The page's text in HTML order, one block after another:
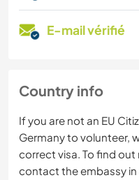
E-mail vérifié
Country info
If you are not an EU
Germany to volunteer,
correct visa. To find
contact the embassy